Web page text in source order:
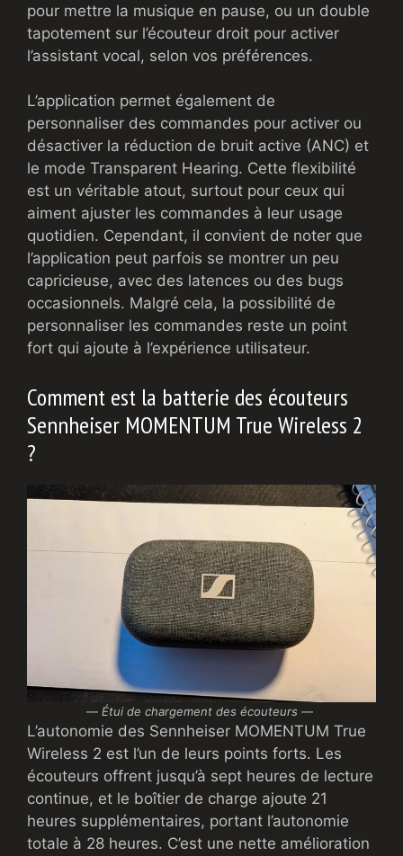
pour mettre la musique en pause, ou un double
tapotement sur l’écouteur droit pour activer
l’assistant vocal, selon vos préférences.
L’application permet également de
personnaliser des commandes pour activer ou
désactiver la réduction de bruit active (ANC) et
le mode Transparent Hearing. Cette flexibilité
est un véritable atout, surtout pour ceux qui
aiment ajuster les commandes à leur usage
quotidien. Cependant, il convient de noter que
l’application peut parfois se montrer un peu
capricieuse, avec des latences ou des bugs
occasionnels. Malgré cela, la possibilité de
personnaliser les commandes reste un point
fort qui ajoute à l’expérience utilisateur.
Comment est la batterie des écouteurs
Sennheiser MOMENTUM True Wireless 2
?
— Étui de chargement des écouteurs —
L’autonomie des Sennheiser MOMENTUM True
Wireless 2 est l’un de leurs points forts. Les
écouteurs offrent jusqu’à sept heures de lecture
continue, et le boîtier de charge ajoute 21
heures supplémentaires, portant l’autonomie
totale à 28 heures. C’est une nette amélioration